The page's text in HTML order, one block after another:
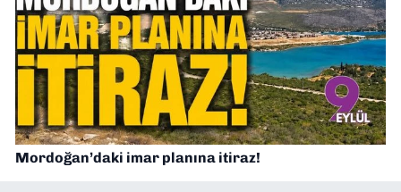
Mordoğan’daki imar planına itiraz!